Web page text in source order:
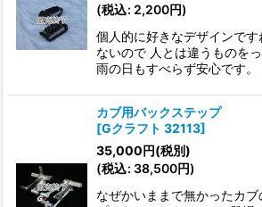
(税込: 2,200円)
個人的に好きなデザインで
ないので 人とは違うものをっ
雨の日もすべらず安心です。
カブ用バックステップ
[Gクラフト 32113]
35,000円(税別)
(税込: 38,500円)
なぜかいままで無かったカブ